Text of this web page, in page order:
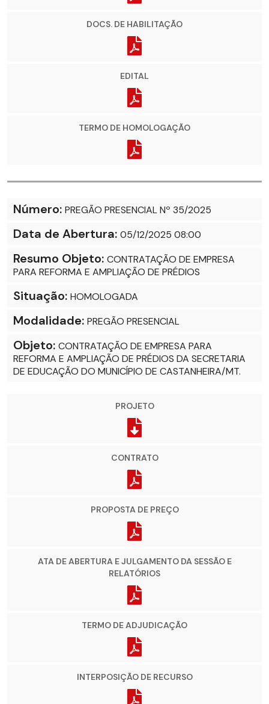
DOCS. DE HABILITAÇÃO
EDITAL
TERMO DE HOMOLOGAÇÃO
Número: PREGÃO PRESENCIAL Nº 35/2025
Data de Abertura: 05/12/2025 08:00
Resumo Objeto: CONTRATAÇÃO DE EMPRESA
PARA REFORMA E AMPLIAÇÃO DE PRÉDIOS
Situação: HOMOLOGADA
Modalidade: PREGÃO PRESENCIAL
Objeto: CONTRATAÇÃO DE EMPRESA PARA
REFORMA E AMPLIAÇÃO DE PRÉDIOS DA SECRETARIA
DE EDUCAÇÃO DO MUNICÍPIO DE CASTANHEIRA/MT.
PROJETO
CONTRATO
PROPOSTA DE PREÇO
ATA DE ABERTURA E JULGAMENTO DA SESSÃO E
RELATÓRIOS
TERMO DE ADJUDICAÇÃO
INTERPOSIÇÃO DE RECURSO